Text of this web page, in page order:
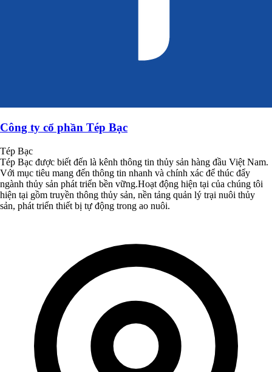
Công ty cổ phần Tép Bạc
Tép Bạc
Tép Bạc được biết đến là kênh thông tin thủy sản hàng đầu Việt Nam.
Với mục tiêu mang đến thông tin nhanh và chính xác để thúc đẩy
ngành thủy sản phát triển bền vững.Hoạt động hiện tại của chúng tôi
hiện tại gồm truyền thông thủy sản, nền tảng quản lý trại nuôi thủy
sản, phát triển thiết bị tự động trong ao nuôi.